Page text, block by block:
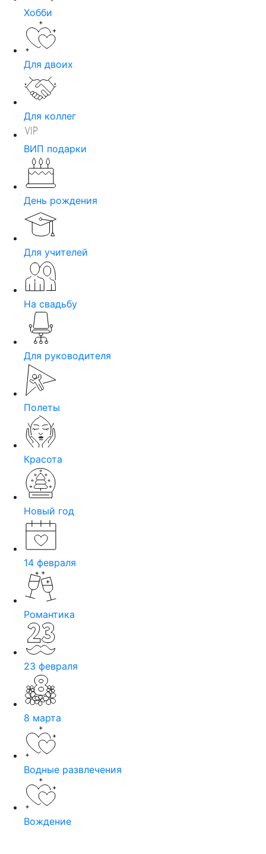
Хобби
Для двоих
Для коллег
ВИП подарки
День рождения
Для учителей
На свадьбу
Для руководителя
Полеты
Красота
Новый год
14 февраля
Романтика
23 февраля
8 марта
Водные развлечения
Вождение